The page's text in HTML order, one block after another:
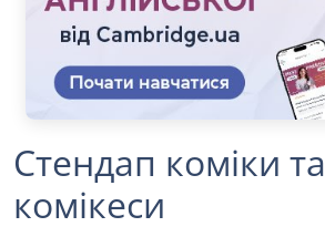
Стендап коміки та
комікеси